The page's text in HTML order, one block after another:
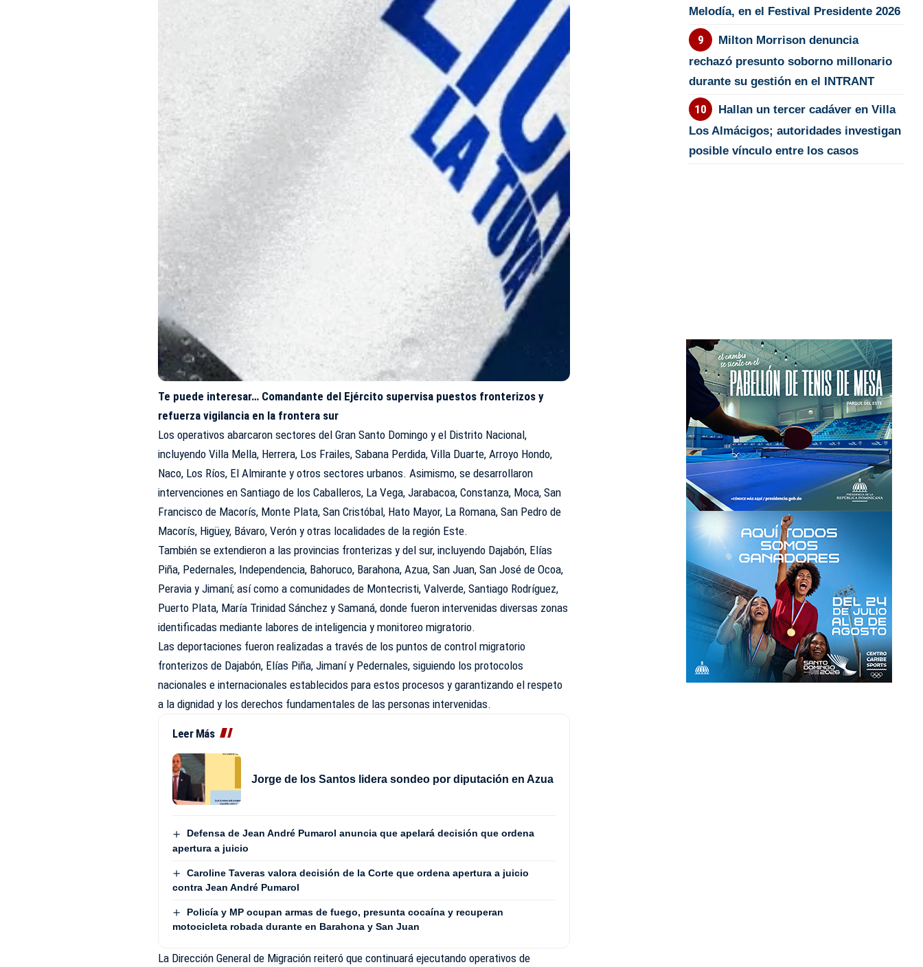
Te puede interesar… Comandante del Ejército supervisa puestos fronterizos y
refuerza vigilancia en la frontera sur
Los operativos abarcaron sectores del Gran Santo Domingo y el Distrito Nacional,
incluyendo Villa Mella, Herrera, Los Frailes, Sabana Perdida, Villa Duarte, Arroyo Hondo,
Naco, Los Ríos, El Almirante y otros sectores urbanos. Asimismo, se desarrollaron
intervenciones en Santiago de los Caballeros, La Vega, Jarabacoa, Constanza, Moca, San
Francisco de Macorís, Monte Plata, San Cristóbal, Hato Mayor, La Romana, San Pedro de
Macorís, Higüey, Bávaro, Verón y otras localidades de la región Este.
También se extendieron a las provincias fronterizas y del sur, incluyendo Dajabón, Elías
Piña, Pedernales, Independencia, Bahoruco, Barahona, Azua, San Juan, San José de Ocoa,
Peravia y Jimaní; así como a comunidades de Montecristi, Valverde, Santiago Rodríguez,
Puerto Plata, María Trinidad Sánchez y Samaná, donde fueron intervenidas diversas zonas
identificadas mediante labores de inteligencia y monitoreo migratorio.
Las deportaciones fueron realizadas a través de los puntos de control migratorio
fronterizos de Dajabón, Elías Piña, Jimaní y Pedernales, siguiendo los protocolos
nacionales e internacionales establecidos para estos procesos y garantizando el respeto
a la dignidad y los derechos fundamentales de las personas intervenidas.
Leer Más
Jorge de los Santos lidera sondeo por diputación en Azua
Defensa de Jean André Pumarol anuncia que apelará decisión que ordena
apertura a juicio
Caroline Taveras valora decisión de la Corte que ordena apertura a juicio
contra Jean André Pumarol
Policía y MP ocupan armas de fuego, presunta cocaína y recuperan
motocicleta robada durante en Barahona y San Juan
La Dirección General de Migración reiteró que continuará ejecutando operativos de
Melodía, en el Festival Presidente 2026
Milton Morrison denuncia
rechazó presunto soborno millonario
durante su gestión en el INTRANT
Hallan un tercer cadáver en Villa
Los Almácigos; autoridades investigan
posible vínculo entre los casos